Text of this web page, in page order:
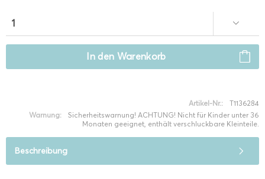
In den Warenkorb
Artikel-Nr.:
T1136284
Warnung:
Sicherheitswarnung! ACHTUNG! Nicht für Kinder unter 36
Monaten geeignet, enthält verschluckbare Kleinteile.
Beschreibung